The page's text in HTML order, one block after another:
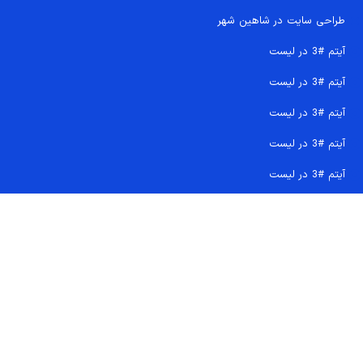
طراحی سایت در شاهین شهر
آیتم #3 در لیست
آیتم #3 در لیست
آیتم #3 در لیست
آیتم #3 در لیست
آیتم #3 در لیست